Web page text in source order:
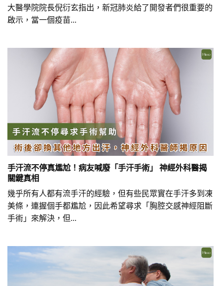
大醫學院院長倪衍玄指出，新冠肺炎給了開發者們很重要的
啟示，當一個疫苗...
手汗流不停真尷尬！病友喊廢「手汗手術」 神經外科醫揭
關鍵真相
幾乎所有人都有流手汗的經驗，但有些民眾實在手汗多到凍
美條，連握個手都尷尬，因此希望尋求「胸腔交感神經阻斷
手術」來解決，但...